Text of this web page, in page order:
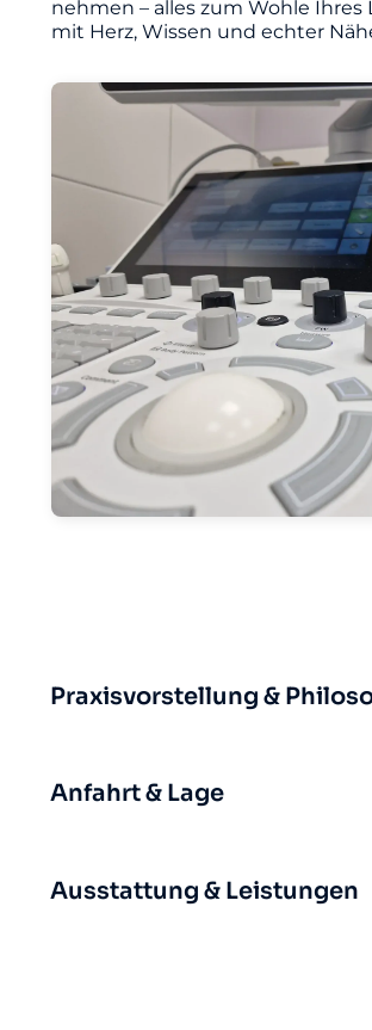
nehmen – alles zum Wohle Ihres
mit Herz, Wissen und echter
Praxisvorstellung &
Anfahrt & Lage
Ausstattung & Leistungen